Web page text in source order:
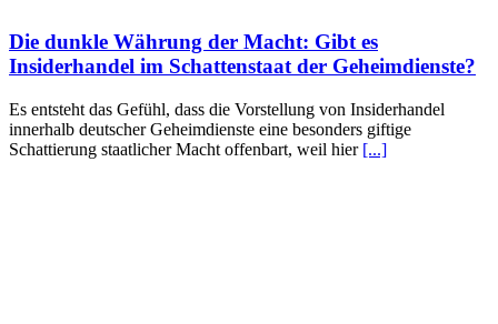
Die dunkle Währung der Macht: Gibt es
Insiderhandel im Schattenstaat der Geheimdienste?
Es entsteht das Gefühl, dass die Vorstellung von Insiderhandel
innerhalb deutscher Geheimdienste eine besonders giftige
Schattierung staatlicher Macht offenbart, weil hier [...]